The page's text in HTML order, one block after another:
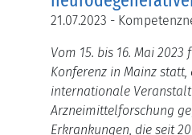
21.07.2023 -
Vom 15. bis 16. Mai
Konferenz in Mainz statt,
internationale
Arzneimittelforschung
Erkrankungen, die seit